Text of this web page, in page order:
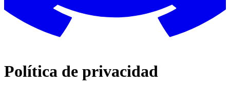
Política de privacidad